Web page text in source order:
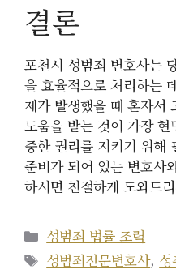
결론
포천시 성범죄 변호사는
을 효율적으로 처리하는
제가 발생했을 때 혼자서
도움을 받는 것이 가장
중한 권리를 지키기 위해
준비가 되어 있는 변호사
하시면 친절하게 도와드
카
테
성범죄 법률 조력
태
성범죄전문변호사,